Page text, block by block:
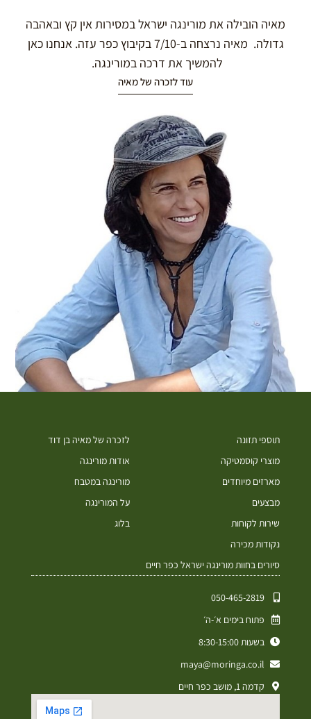
מאיה הובילה את מורינגה ישראל במסירות אין קץ ובאהבה
גדולה. מאיה נרצחה ב-7/10 בקיבוץ כפר עזה. אנחנו כאן
להמשיך את דרכה במורינגה.
עוד לזכרה של מאיה
תוספי תזונה
מוצרי קוסמטיקה
מארזים מיוחדים
מבצעים
שירות לקוחות
נקודות מכירה
סיורים בחוות מורינגה ישראל כפר חיים
לזכרה של מאיה בן דוד
אודות מורינגה
מורינגה במטבח
על המורינגה
בלוג
050-465-2819⁩
פתוח בימים א׳-ה׳
בשעות 8:30-15:00
maya@moringa.co.il
קדמה 1, מושב כפר חיים